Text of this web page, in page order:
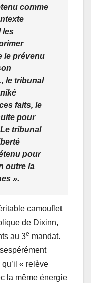
comme
les
le prévenu
le tribunal
faits, le
pour
tribunal
pour
outre la
».
camouflet
de Dixinn,
au 3e mandat.
« relève
la même énergie